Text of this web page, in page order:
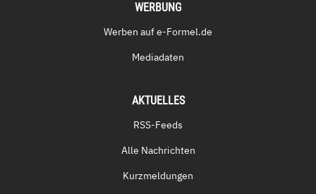
WERBUNG
Werben auf e-Formel.de
Mediadaten
AKTUELLES
RSS-Feeds
Alle Nachrichten
Kurzmeldungen